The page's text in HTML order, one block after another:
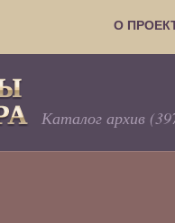
О
Каталог архив